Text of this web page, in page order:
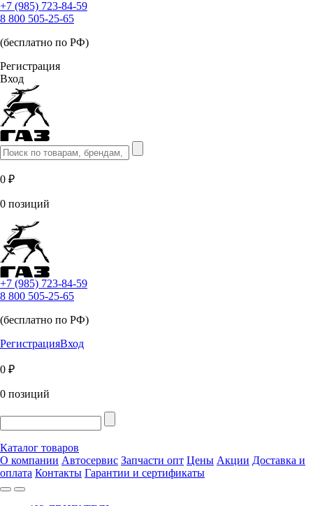
+7 (985) 723-84-59
8 800 505-25-65
(бесплатно по РФ)
Регистрация
Вход
0 ₽
0 позиций
+7 (985) 723-84-59
8 800 505-25-65
(бесплатно по РФ)
РегистрацияВход
0 ₽
0 позиций
Каталог товаров
О компании Автосервис Запчасти опт Цены Акции Доставка и
оплата Контакты Гарантии и сертификаты